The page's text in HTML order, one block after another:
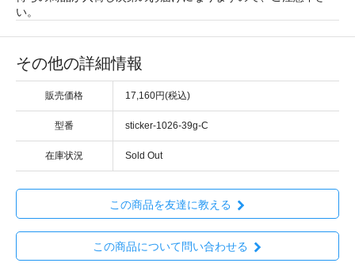
い。
その他の詳細情報
販売価格 17,160円(税込)
型番 sticker-1026-39g-C
在庫状況 Sold Out
この商品を友達に教える
この商品について問い合わせる